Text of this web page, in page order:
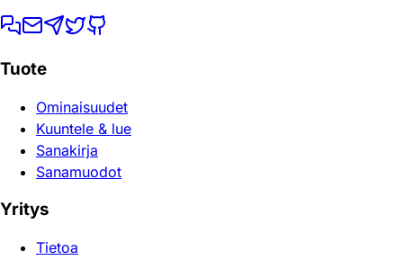
Tuote
Ominaisuudet
Kuuntele & lue
Sanakirja
Sanamuodot
Yritys
Tietoa